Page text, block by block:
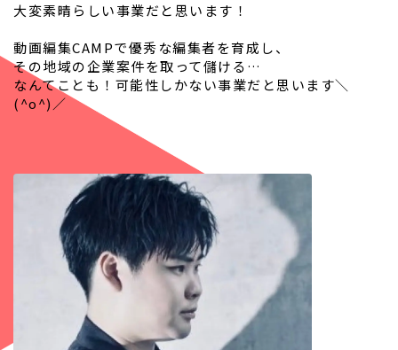
大変素晴らしい事業だと思います！
動画編集CAMPで優秀な編集者を育成し、
その地域の企業案件を取って儲ける…
なんてことも！可能性しかない事業だと思います＼
(^o^)／